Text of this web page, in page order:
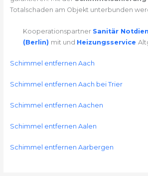
Totalschaden am Objekt unterbunden
Kooperationspartner Sanitär
(Berlin) mit und Heizungsservice
Schimmel entfernen Aach
Schimmel entfernen Aach bei Trier
Schimmel entfernen Aachen
Schimmel entfernen Aalen
Schimmel entfernen Aarbergen